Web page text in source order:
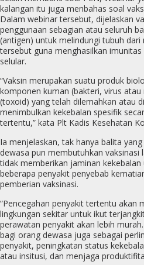
kalangan itu juga menbahas soal
Dalam webinar tersebut, dijelaskan
penggunaan sebagian atau seluruh
(antigen) untuk melindungi tubuh
tersebut guna menghasilkan
selular.
“Vaksin merupakan suatu produk
komponen kuman (bakteri, virus
(toxoid) yang telah dilemahkan atau
menimbulkan kekebalan spesifik
tertentu,” kata Plt Kadis Kesehatan
Ia menjelaskan, tak hanya balita
dewasa pun membutuhkan vaksinasi
tidak memberikan jaminan
beberapa penyakit penyebab
pemberian vaksinasi.
“Pencegahan penyakit tertentu akan
lingkungan sekitar untuk ikut
perawatan penyakit akan lebih
bagi orang dewasa juga sebagai
penyakit, peningkatan status
atau insitusi, dan menjaga